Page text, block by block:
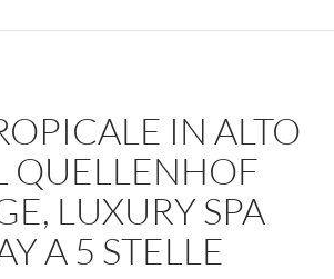
IN ALTO
QUELLENHOF
LUXURY SPA
A 5 STELLE